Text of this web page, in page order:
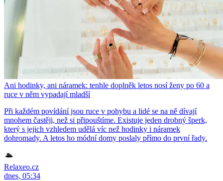
Ani hodinky, ani náramek: tenhle doplněk letos nosí ženy po 60 a
ruce v něm vypadají mladší
Při každém povídání jsou ruce v pohybu a lidé se na ně dívají
mnohem častěji, než si připouštíme. Existuje jeden drobný šperk,
který s jejich vzhledem udělá víc než hodinky i náramek
dohromady. A letos ho módní domy poslaly přímo do první řady.
Relaxeo.cz
dnes, 05:34